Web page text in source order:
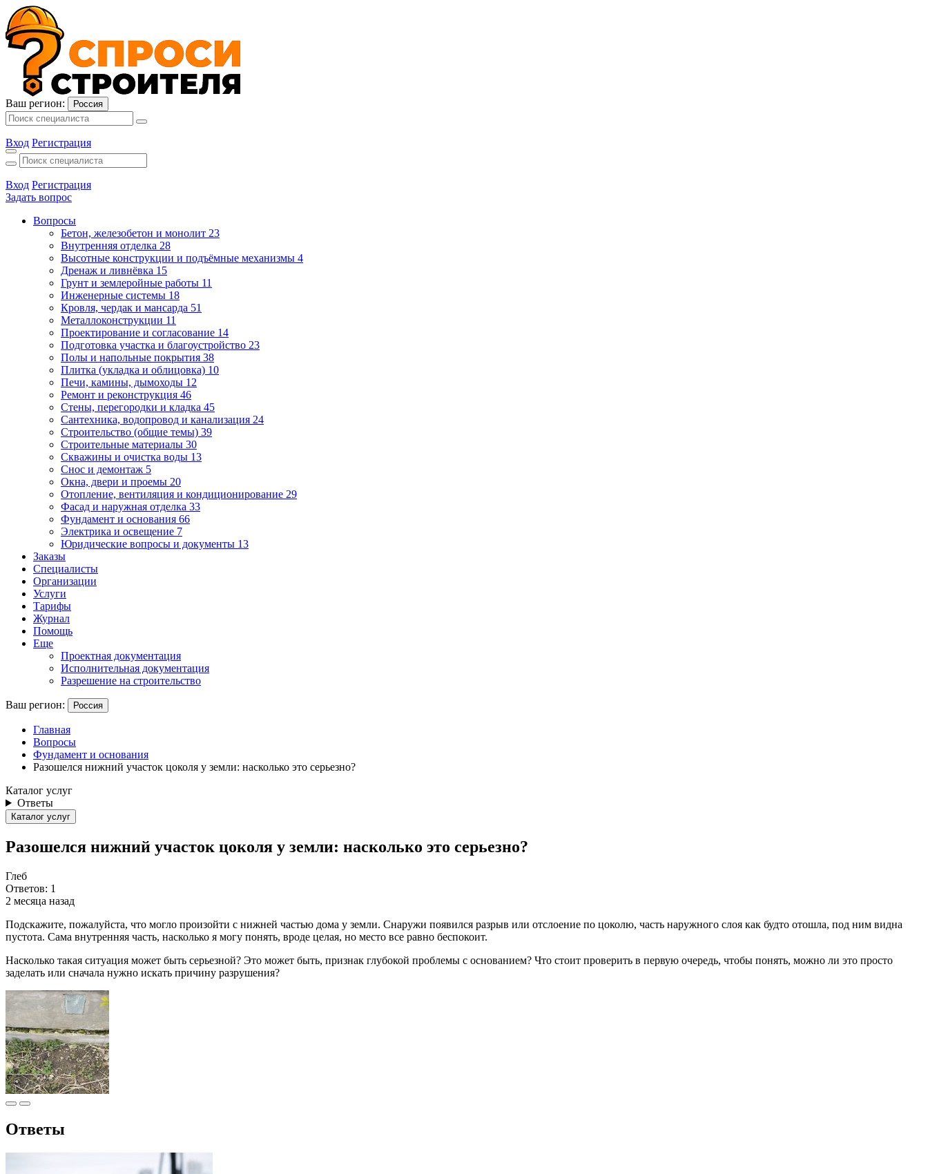
Ваш регион: Россия
Вход Регистрация
Вход Регистрация
Задать вопрос
Вопросы
Бетон, железобетон и монолит 23
Внутренняя отделка 28
Высотные конструкции и подъёмные механизмы 4
Дренаж и ливнёвка 15
Грунт и землеройные работы 11
Инженерные системы 18
Кровля, чердак и мансарда 51
Металлоконструкции 11
Проектирование и согласование 14
Подготовка участка и благоустройство 23
Полы и напольные покрытия 38
Плитка (укладка и облицовка) 10
Печи, камины, дымоходы 12
Ремонт и реконструкция 46
Стены, перегородки и кладка 45
Сантехника, водопровод и канализация 24
Строительство (общие темы) 39
Строительные материалы 30
Скважины и очистка воды 13
Снос и демонтаж 5
Окна, двери и проемы 20
Отопление, вентиляция и кондиционирование 29
Фасад и наружная отделка 33
Фундамент и основания 66
Электрика и освещение 7
Юридические вопросы и документы 13
Заказы
Специалисты
Организации
Услуги
Тарифы
Журнал
Помощь
Еще
Проектная документация
Исполнительная документация
Разрешение на строительство
Ваш регион: Россия
Главная
Вопросы
Фундамент и основания
Разошелся нижний участок цоколя у земли: насколько это серьезно?
Каталог услуг
Ответы
Каталог услуг
Разошелся нижний участок цоколя у земли: насколько это серьезно?
Глеб
Ответов: 1
2 месяца назад
Подскажите, пожалуйста, что могло произойти с нижней частью дома у земли. Снаружи появился разрыв или отслоение по цоколю, часть наружного слоя как будто отошла, под ним видна
пустота. Сама внутренняя часть, насколько я могу понять, вроде целая, но место все равно беспокоит.
Насколько такая ситуация может быть серьезной? Это может быть, признак глубокой проблемы с основанием? Что стоит проверить в первую очередь, чтобы понять, можно ли это просто
заделать или сначала нужно искать причину разрушения?
Ответы